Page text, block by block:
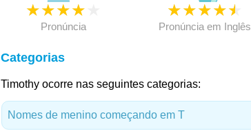
★★★★
Pronúncia
★★★★★
Pronúncia em Inglês
Categorias
Timothy ocorre nas seguintes categorias:
Nomes de menino começando em T